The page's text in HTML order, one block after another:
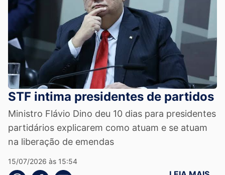
STF intima presidentes de partidos
Ministro Flávio Dino deu 10 dias para presidentes
partidários explicarem como atuam e se atuam
na liberação de emendas
15/07/2026 às 15:54